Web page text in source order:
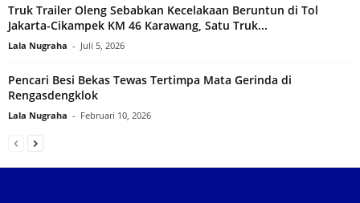
Truk Trailer Oleng Sebabkan Kecelakaan Beruntun di Tol
Jakarta-Cikampek KM 46 Karawang, Satu Truk...
Lala Nugraha - Juli 5, 2026
Pencari Besi Bekas Tewas Tertimpa Mata Gerinda di
Rengasdengklok‎
Lala Nugraha - Februari 10, 2026